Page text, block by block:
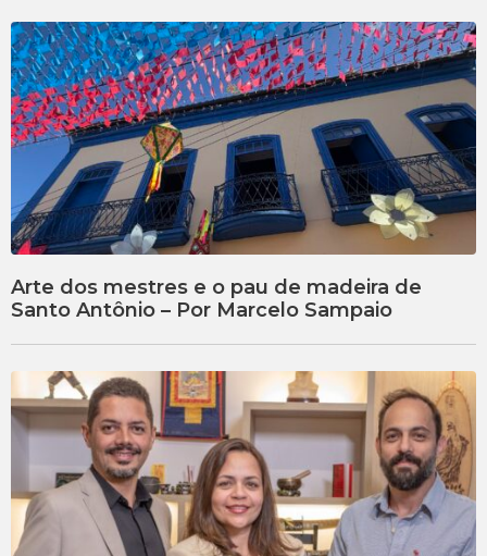
Arte dos mestres e o pau de madeira de
Santo Antônio – Por Marcelo Sampaio